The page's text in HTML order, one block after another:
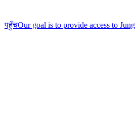
पहुँचOur goal is to provide access to